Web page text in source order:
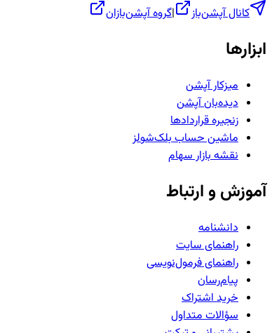
کانال آپشن‌باز
|گروه آپشن‌بازان
ابزارها
میزکار آپشن
دیده‌بان آپشن
زنجیره قراردادها
ماشین حساب بلک‌شولز
نقشه بازار سهام
آموزش و ارتباط
دانشنامه
راهنمای سایت
راهنمای فرمول‌نویسی
پیام‌رسان
خرید اشتراک
سؤالات متداول